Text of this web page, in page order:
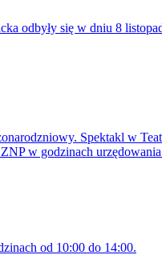
odbyły się w dniu 8
Spektakl w
ZNP w godzinach
od 10:00 do 14:00.